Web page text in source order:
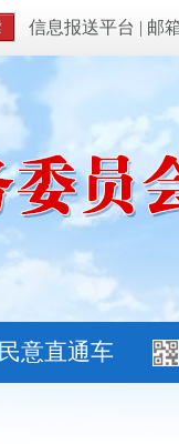
信息报送平台 | 邮
民意直通车